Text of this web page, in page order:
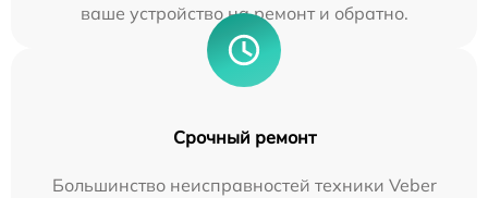
ваше устройство на ремонт и обратно.
Срочный ремонт
Большинство неисправностей техники Veber